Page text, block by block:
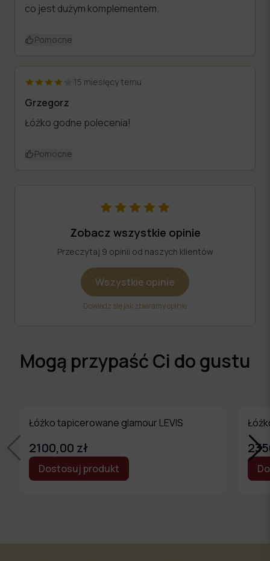
co jest dużym komplementem.
Pomocne
15 miesięcy temu
Grzegorz
Łóżko godne polecenia!
Pomocne
Zobacz wszystkie opinie
Przeczytaj 9 opinii od naszych klientów
Wszystkie opinie
Dowiedz się jak zbieramy opinie
Mogą przypaść Ci do gustu
Łóżko tapicerowane glamour LEVIS
2100,00 zł
Dostosuj produkt